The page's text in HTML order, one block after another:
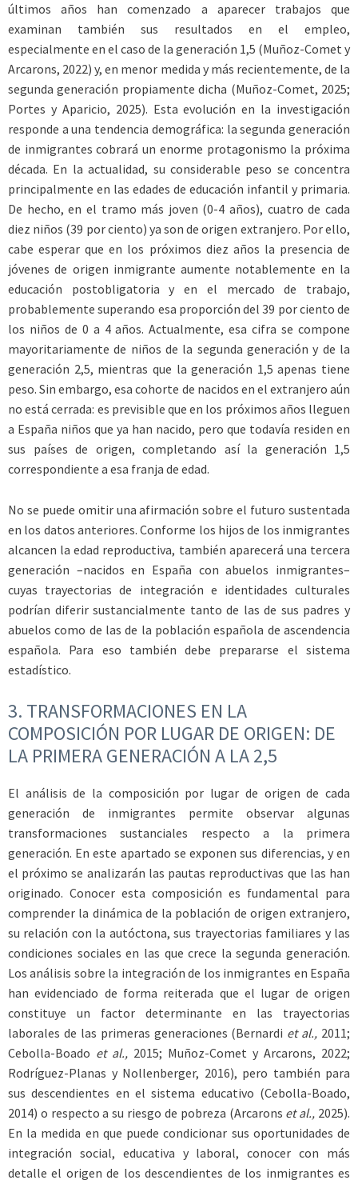
últimos años han comenzado a aparecer trabajos que
examinan también sus resultados en el empleo,
especialmente en el caso de la generación 1,5 (Muñoz-Comet y
Arcarons, 2022) y, en menor medida y más recientemente, de la
segunda generación propiamente dicha (Muñoz-Comet, 2025;
Portes y Aparicio, 2025). Esta evolución en la investigación
responde a una tendencia demográfica: la segunda generación
de inmigrantes cobrará un enorme protagonismo la próxima
década. En la actualidad, su considerable peso se concentra
principalmente en las edades de educación infantil y primaria.
De hecho, en el tramo más joven (0-4 años), cuatro de cada
diez niños (39 por ciento) ya son de origen extranjero. Por ello,
cabe esperar que en los próximos diez años la presencia de
jóvenes de origen inmigrante aumente notablemente en la
educación postobligatoria y en el mercado de trabajo,
probablemente superando esa proporción del 39 por ciento de
los niños de 0 a 4 años. Actualmente, esa cifra se compone
mayoritariamente de niños de la segunda generación y de la
generación 2,5, mientras que la generación 1,5 apenas tiene
peso. Sin embargo, esa cohorte de nacidos en el extranjero aún
no está cerrada: es previsible que en los próximos años lleguen
a España niños que ya han nacido, pero que todavía residen en
sus países de origen, completando así la generación 1,5
correspondiente a esa franja de edad.
No se puede omitir una afirmación sobre el futuro sustentada
en los datos anteriores. Conforme los hijos de los inmigrantes
alcancen la edad reproductiva, también aparecerá una tercera
generación –nacidos en España con abuelos inmigrantes–
cuyas trayectorias de integración e identidades culturales
podrían diferir sustancialmente tanto de las de sus padres y
abuelos como de las de la población española de ascendencia
española. Para eso también debe prepararse el sistema
estadístico.
3. TRANSFORMACIONES EN LA
COMPOSICIÓN POR LUGAR DE ORIGEN: DE
LA PRIMERA GENERACIÓN A LA 2,5
El análisis de la composición por lugar de origen de cada
generación de inmigrantes permite observar algunas
transformaciones sustanciales respecto a la primera
generación. En este apartado se exponen sus diferencias, y en
el próximo se analizarán las pautas reproductivas que las han
originado. Conocer esta composición es fundamental para
comprender la dinámica de la población de origen extranjero,
su relación con la autóctona, sus trayectorias familiares y las
condiciones sociales en las que crece la segunda generación.
Los análisis sobre la integración de los inmigrantes en España
han evidenciado de forma reiterada que el lugar de origen
constituye un factor determinante en las trayectorias
laborales de las primeras generaciones (Bernardi et al., 2011;
Cebolla-Boado et al., 2015; Muñoz-Comet y Arcarons, 2022;
Rodríguez-Planas y Nollenberger, 2016), pero también para
sus descendientes en el sistema educativo (Cebolla-Boado,
2014) o respecto a su riesgo de pobreza (Arcarons et al., 2025).
En la medida en que puede condicionar sus oportunidades de
integración social, educativa y laboral, conocer con más
detalle el origen de los descendientes de los inmigrantes es